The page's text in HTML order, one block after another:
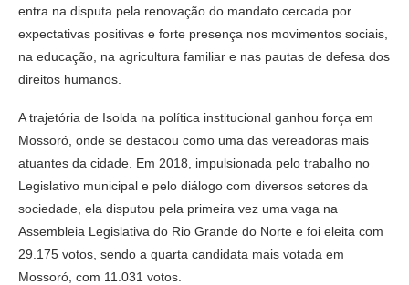
entra na disputa pela renovação do mandato cercada por
expectativas positivas e forte presença nos movimentos sociais,
na educação, na agricultura familiar e nas pautas de defesa dos
direitos humanos.
A trajetória de Isolda na política institucional ganhou força em
Mossoró, onde se destacou como uma das vereadoras mais
atuantes da cidade. Em 2018, impulsionada pelo trabalho no
Legislativo municipal e pelo diálogo com diversos setores da
sociedade, ela disputou pela primeira vez uma vaga na
Assembleia Legislativa do Rio Grande do Norte e foi eleita com
29.175 votos, sendo a quarta candidata mais votada em
Mossoró, com 11.031 votos.